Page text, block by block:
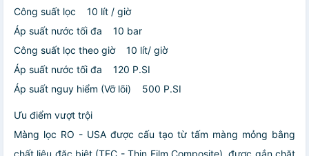
Công suất lọc 10 lít / giờ
Áp suất nước tối đa 10 bar
Công suất lọc theo giờ 10 lít/ giờ
Áp suất nước tối đa 120 P.SI
Áp suất nguy hiểm (Vỡ lõi) 500 P.SI
Ưu điểm vượt trội
Màng lọc RO - USA được cấu tạo từ tấm màng mỏng bằng
chất liệu đặc biệt (TFC - Thin Film Composite), được gắn chặt